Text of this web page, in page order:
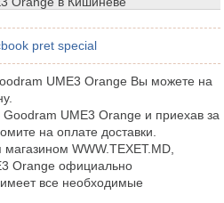
pret special
UME3 Orange Вы можете на
UME3 Orange и приехав за
на оплате доставки.
WWW.TEXET.MD,
Orange официально
все необходимые